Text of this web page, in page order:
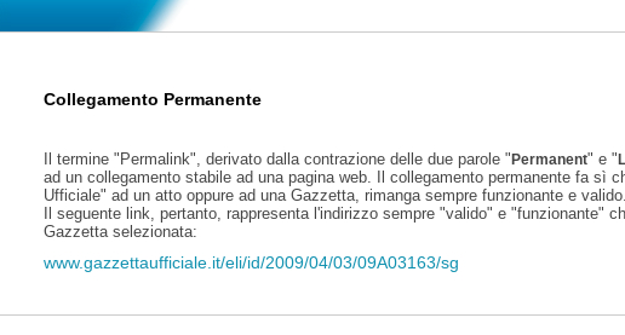
Collegamento Permanente
Il termine "Permalink", derivato dalla contrazione delle due parole "Permanent" e "
ad un collegamento stabile ad una pagina web. Il collegamento permanente fa sì
Ufficiale" ad un atto oppure ad una Gazzetta, rimanga sempre funzionante e valido.
Il seguente link, pertanto, rappresenta l'indirizzo sempre "valido" e "funzionante"
Gazzetta selezionata:
www.gazzettaufficiale.it/eli/id/2009/04/03/09A03163/sg